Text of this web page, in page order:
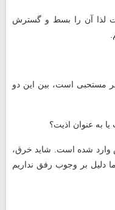
لذا آن را بسط و گسترش
مستحبی است، بین این دو
به عنوان اذیت؟
شده است. شاید خرق،
دلیل بر وجوب رفق نداریم